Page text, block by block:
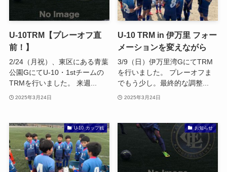
U-10TRM【プレーオフ直
前！】
2/24（月祝）、東区にある青葉
公園GにてU-10・1stチームの
TRMを行いました。 来週...
2025年3月24日
U-10 TRM in 伊万里 フォー
メーションを変えながら
3/9（日）伊万里湾GにてTRM
を行いました。 プレーオフま
でもう少し。最終的な調整...
2025年3月24日
U-10 カップ戦 お知らせ